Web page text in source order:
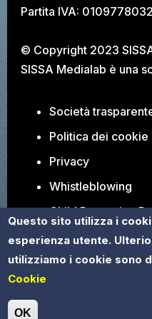
Partita IVA:
© Copyright 2023
SISSA Medialab è una
Società
Politica dei cookie
Privacy
Whistleblowing
Child Protection
Posizioni aperte
Questo sito utilizza i
esperienza utente.
utilizziamo i cookie sono
Cookie
OK